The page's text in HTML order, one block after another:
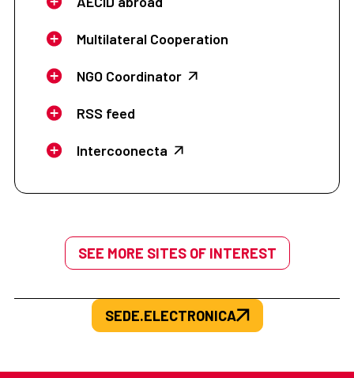
Multilateral Cooperation
NGO Coordinator
RSS feed
Intercoonecta
SEE MORE SITES OF INTEREST
SEDE.ELECTRONICA